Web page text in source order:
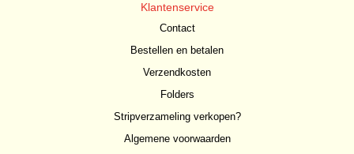
Klantenservice
Contact
Bestellen en betalen
Verzendkosten
Folders
Stripverzameling verkopen?
Algemene voorwaarden